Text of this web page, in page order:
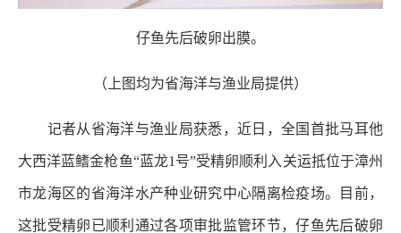
仔鱼先后破卵出膜。
（上图均为省海洋与渔业局提供）
记者从省海洋与渔业局获悉，近日，全国首批马耳他
大西洋蓝鳍金枪鱼“蓝龙1号”受精卵顺利入关运抵位于漳州
市龙海区的省海洋水产种业研究中心隔离检疫场。目前，
这批受精卵已顺利通过各项审批监管环节，仔鱼先后破卵